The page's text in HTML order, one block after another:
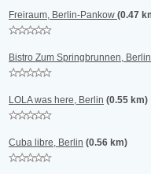
Freiraum, Berlin-Pankow (0.47
Bistro Zum Springbrunnen, Berlin
LOLA was here, Berlin (0.55 km)
Cuba libre, Berlin (0.56 km)